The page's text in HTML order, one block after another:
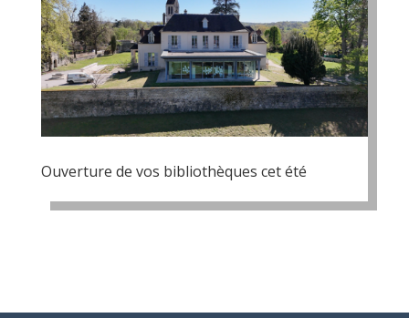
Ouverture de vos bibliothèques cet été